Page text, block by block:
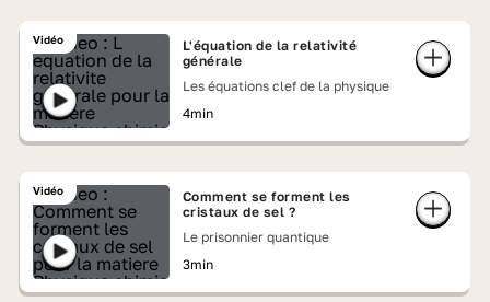
Vidéo
L'équation de la relativité
générale
Les équations clef de la physique
4min
Vidéo
Comment se forment les
cristaux de sel ?
Le prisonnier quantique
3min